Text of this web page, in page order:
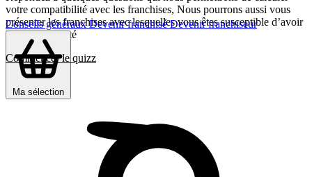
Conseils générauxDevenir franchiséDevenir franchiseur
Ma sélection
votre compatibilité avec les franchises, Nous pourrons aussi vous
présenter les franchises avec lesquelles vous êtes susceptible d’avoir
le plus d’affinité
Commencer le quizz